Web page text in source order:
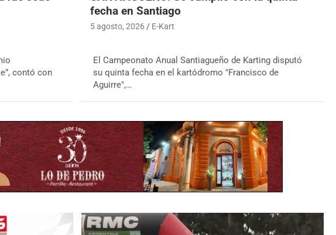
contó con
fecha en Santiago
5 agosto, 2026 E-Kart
El Campeonato Anual Santiagueño de Karting disputó
su quinta fecha en el kartódromo "Francisco de
Aguirre",…